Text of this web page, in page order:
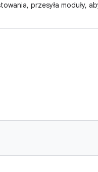
przesyła moduły,